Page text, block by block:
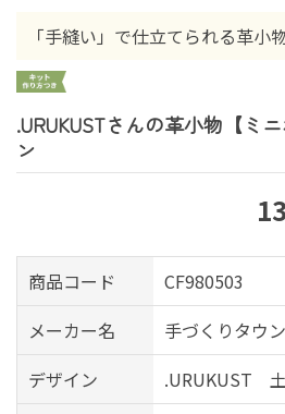
「手縫い」で仕立てられる革小
.URUKUSTさんの革小物【ミ
ン
商品コード
CF980503
メーカー名
手づくりタウン
デザイン
.URUKUST